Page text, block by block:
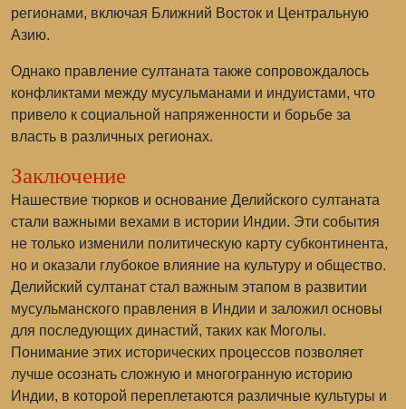
регионами, включая Ближний Восток и Центральную
Азию.
Однако правление султаната также сопровождалось
конфликтами между мусульманами и индуистами, что
привело к социальной напряженности и борьбе за
власть в различных регионах.
Заключение
Нашествие тюрков и основание Делийского султаната
стали важными вехами в истории Индии. Эти события
не только изменили политическую карту субконтинента,
но и оказали глубокое влияние на культуру и общество.
Делийский султанат стал важным этапом в развитии
мусульманского правления в Индии и заложил основы
для последующих династий, таких как Моголы.
Понимание этих исторических процессов позволяет
лучше осознать сложную и многогранную историю
Индии, в которой переплетаются различные культуры и